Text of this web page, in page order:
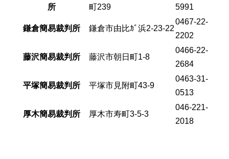
所
町239
5991
鎌倉簡易裁判所 鎌倉市由比ｶﾞ浜2-23-22
0467-22-
2202
藤沢簡易裁判所 藤沢市朝日町1-8
0466-22-
2684
平塚簡易裁判所 平塚市見附町43-9
0463-31-
0513
厚木簡易裁判所 厚木市寿町3-5-3
046-221-
2018